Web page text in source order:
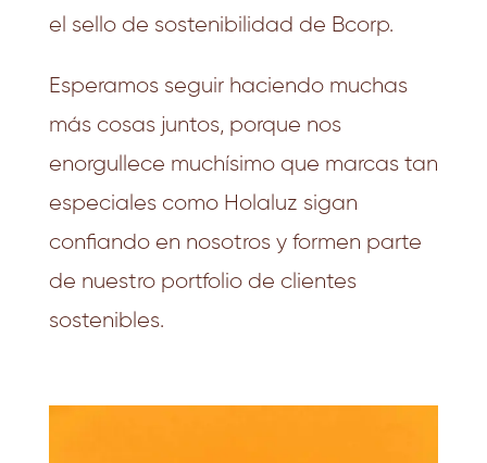
el sello de sostenibilidad de Bcorp.
Esperamos seguir haciendo muchas
más cosas juntos, porque nos
enorgullece muchísimo que marcas tan
especiales como Holaluz sigan
confiando en nosotros y formen parte
de nuestro portfolio de clientes
sostenibles.